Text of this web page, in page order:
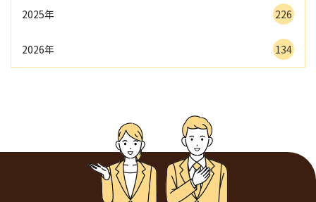
2025年 226
2026年 134